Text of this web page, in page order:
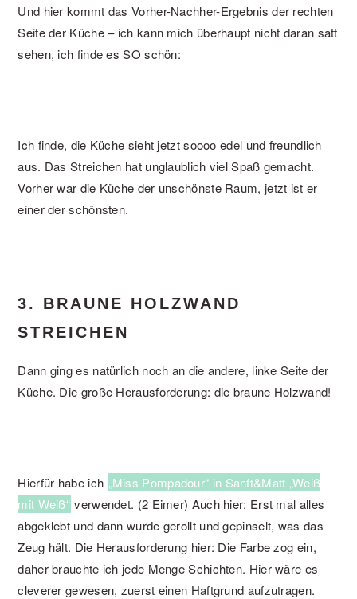
Und hier kommt das Vorher-Nachher-Ergebnis der rechten
Seite der Küche – ich kann mich überhaupt nicht daran satt
sehen, ich finde es SO schön:
Ich finde, die Küche sieht jetzt soooo edel und freundlich
aus. Das Streichen hat unglaublich viel Spaß gemacht.
Vorher war die Küche der unschönste Raum, jetzt ist er
einer der schönsten.
3. BRAUNE HOLZWAND
STREICHEN
Dann ging es natürlich noch an die andere, linke Seite der
Küche. Die große Herausforderung: die braune Holzwand!
Hierfür habe ich „Miss Pompadour“ in Sanft&Matt „Weiß
mit Weiß“ verwendet. (2 Eimer) Auch hier: Erst mal alles
abgeklebt und dann wurde gerollt und gepinselt, was das
Zeug hält. Die Herausforderung hier: Die Farbe zog ein,
daher brauchte ich jede Menge Schichten. Hier wäre es
cleverer gewesen, zuerst einen Haftgrund aufzutragen.